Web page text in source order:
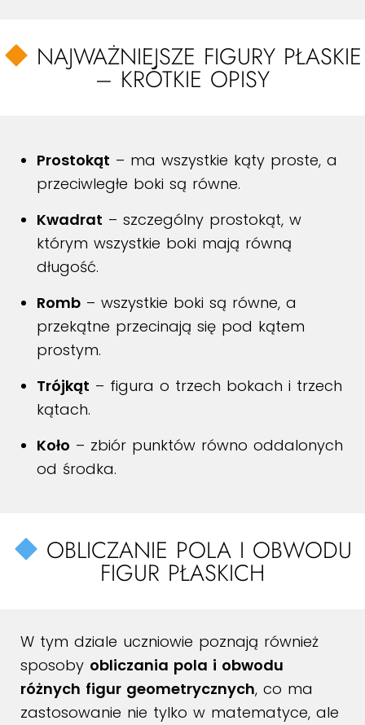
NAJWAŻNIEJSZE FIGURY PŁASKIE
– KRÓTKIE OPISY
Prostokąt – ma wszystkie kąty proste, a
przeciwległe boki są równe.
Kwadrat – szczególny prostokąt, w
którym wszystkie boki mają równą
długość.
Romb – wszystkie boki są równe, a
przekątne przecinają się pod kątem
prostym.
Trójkąt – figura o trzech bokach i trzech
kątach.
Koło – zbiór punktów równo oddalonych
od środka.
OBLICZANIE POLA I OBWODU
FIGUR PŁASKICH
W tym dziale uczniowie poznają również
sposoby obliczania pola i obwodu
różnych figur geometrycznych, co ma
zastosowanie nie tylko w matematyce, ale